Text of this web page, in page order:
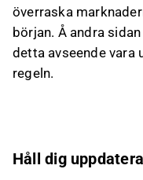
överraska
början. Å andra
detta avseende vara
regeln.
Håll dig